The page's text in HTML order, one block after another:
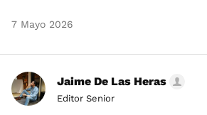
7 Mayo 2026
Jaime De Las Heras
Editor Senior